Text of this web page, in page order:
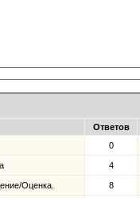
Ответов
0
4
Оценка. 8